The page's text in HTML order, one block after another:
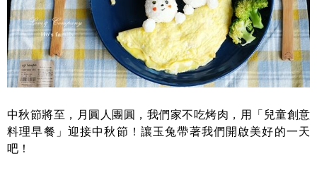
中秋節將至，月圓人團圓，我們家不吃烤肉，用「兒童創意
料理早餐」迎接中秋節！讓玉兔帶著我們開啟美好的一天
吧！